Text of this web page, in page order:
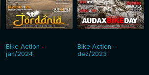
Bike Action -
jan/2024
Bike Action -
dez/2023